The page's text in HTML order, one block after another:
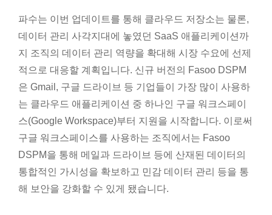
파수는 이번 업데이트를 통해 클라우드 저장소는 물론,
데이터 관리 사각지대에 놓였던 SaaS 애플리케이션까
지 조직의 데이터 관리 역량을 확대해 시장 수요에 선제
적으로 대응할 계획입니다. 신규 버전의 Fasoo DSPM
은 Gmail, 구글 드라이브 등 기업들이 가장 많이 사용하
는 클라우드 애플리케이션 중 하나인 구글 워크스페이
스(Google Workspace)부터 지원을 시작합니다. 이로써
구글 워크스페이스를 사용하는 조직에서는 Fasoo
DSPM을 통해 메일과 드라이브 등에 산재된 데이터의
통합적인 가시성을 확보하고 민감 데이터 관리 등을 통
해 보안을 강화할 수 있게 됐습니다.